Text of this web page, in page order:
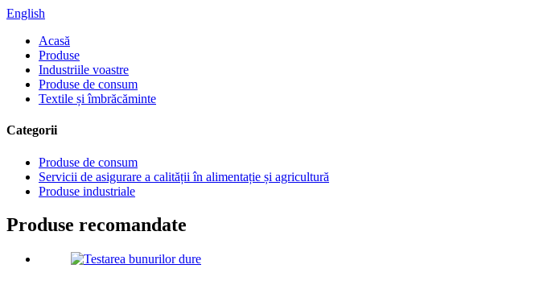
English
Acasă
Produse
Industriile voastre
Produse de consum
Textile și îmbrăcăminte
Categorii
Produse de consum
Servicii de asigurare a calității în alimentație și agricultură
Produse industriale
Produse recomandate